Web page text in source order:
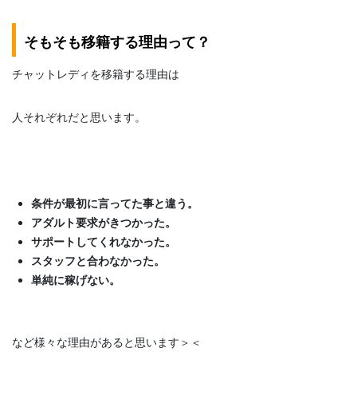
そもそも移籍する理由って？
チャットレディを移籍する理由は
人それぞれだと思います。
条件が最初に言ってた事と違う。
アダルト要求がきつかった。
サポートしてくれなかった。
スタッフと合わなかった。
単純に稼げない。
など様々な理由があると思います＞＜